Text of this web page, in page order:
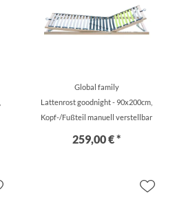
Global family
Lattenrost goodnight - 90x200cm,
Kopf-/Fußteil manuell verstellbar
259,00 € *